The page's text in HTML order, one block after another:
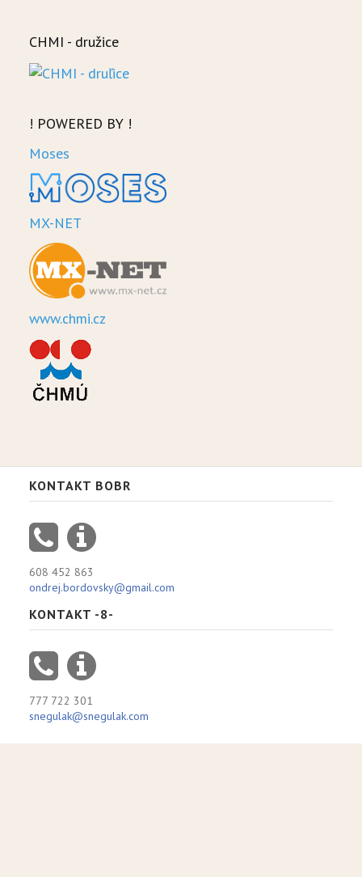
CHMI - družice
! POWERED BY !
Moses
MX-NET
www.chmi.cz
KONTAKT BOBR
608 452 863
ondrej.bordovsky@gmail.com
KONTAKT -8-
777 722 301
snegulak@snegulak.com